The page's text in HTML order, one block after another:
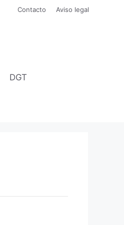
Contacto Aviso legal
DGT